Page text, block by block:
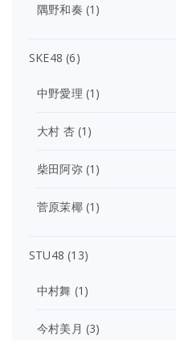
隅野和奏 (1)
SKE48 (6)
中野愛理 (1)
大村 杏(1)
柴田阿弥(1)
菅原茉椰(1)
STU48 (13)
中村舞 (1)
今村美月 (3)